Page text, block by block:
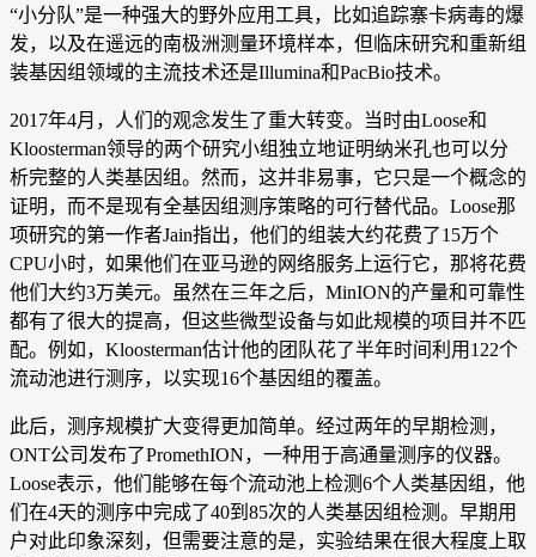
“小分队”是一种强大的野外应用工具，比如追踪寨卡病毒的爆
发，以及在遥远的南极洲测量环境样本，但临床研究和重新组
装基因组领域的主流技术还是Illumina和PacBio技术。
2017年4月，人们的观念发生了重大转变。当时由Loose和
Kloosterman领导的两个研究小组独立地证明纳米孔也可以分
析完整的人类基因组。然而，这并非易事，它只是一个概念的
证明，而不是现有全基因组测序策略的可行替代品。Loose那
项研究的第一作者Jain指出，他们的组装大约花费了15万个
CPU小时，如果他们在亚马逊的网络服务上运行它，那将花费
他们大约3万美元。虽然在三年之后，MinION的产量和可靠性
都有了很大的提高，但这些微型设备与如此规模的项目并不匹
配。例如，Kloosterman估计他的团队花了半年时间利用122个
流动池进行测序，以实现16个基因组的覆盖。
此后，测序规模扩大变得更加简单。经过两年的早期检测，
ONT公司发布了PromethION，一种用于高通量测序的仪器。
Loose表示，他们能够在每个流动池上检测6个人类基因组，他
们在4天的测序中完成了40到85次的人类基因组检测。早期用
户对此印象深刻，但需要注意的是，实验结果在很大程度上取